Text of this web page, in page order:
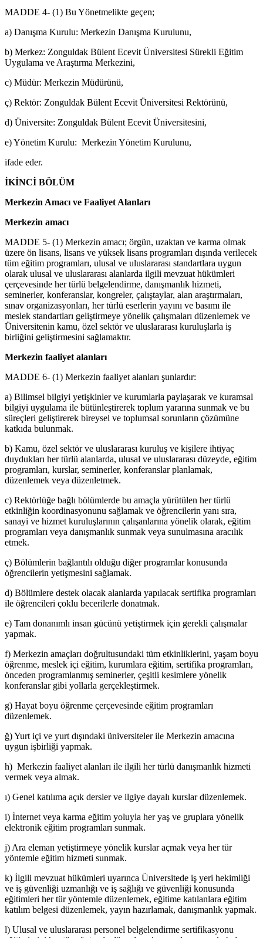
MADDE 4- (1) Bu Yönetmelikte geçen;
a) Danışma Kurulu: Merkezin Danışma Kurulunu,
b) Merkez: Zonguldak Bülent Ecevit Üniversitesi Sürekli Eğitim
Uygulama ve Araştırma Merkezini,
c) Müdür: Merkezin Müdürünü,
ç) Rektör: Zonguldak Bülent Ecevit Üniversitesi Rektörünü,
d) Üniversite: Zonguldak Bülent Ecevit Üniversitesini,
e) Yönetim Kurulu: Merkezin Yönetim Kurulunu,
ifade eder.
İKİNCİ BÖLÜM
Merkezin Amacı ve Faaliyet Alanları
Merkezin amacı
MADDE 5- (1) Merkezin amacı; örgün, uzaktan ve karma olmak
üzere ön lisans, lisans ve yüksek lisans programları dışında verilecek
tüm eğitim programları, ulusal ve uluslararası standartlara uygun
olarak ulusal ve uluslararası alanlarda ilgili mevzuat hükümleri
çerçevesinde her türlü belgelendirme, danışmanlık hizmeti,
seminerler, konferanslar, kongreler, çalıştaylar, alan araştırmaları,
sınav organizasyonları, her türlü eserlerin yayını ve basımı ile
meslek standartları geliştirmeye yönelik çalışmaları düzenlemek ve
Üniversitenin kamu, özel sektör ve uluslararası kuruluşlarla iş
birliğini geliştirmesini sağlamaktır.
Merkezin faaliyet alanları
MADDE 6- (1) Merkezin faaliyet alanları şunlardır:
a) Bilimsel bilgiyi yetişkinler ve kurumlarla paylaşarak ve kuramsal
bilgiyi uygulama ile bütünleştirerek toplum yararına sunmak ve bu
süreçleri geliştirerek bireysel ve toplumsal sorunların çözümüne
katkıda bulunmak.
b) Kamu, özel sektör ve uluslararası kuruluş ve kişilere ihtiyaç
duydukları her türlü alanlarda, ulusal ve uluslararası düzeyde, eğitim
programları, kurslar, seminerler, konferanslar planlamak,
düzenlemek veya düzenletmek.
c) Rektörlüğe bağlı bölümlerde bu amaçla yürütülen her türlü
etkinliğin koordinasyonunu sağlamak ve öğrencilerin yanı sıra,
sanayi ve hizmet kuruluşlarının çalışanlarına yönelik olarak, eğitim
programları veya danışmanlık sunmak veya sunulmasına aracılık
etmek.
ç) Bölümlerin bağlantılı olduğu diğer programlar konusunda
öğrencilerin yetişmesini sağlamak.
d) Bölümlere destek olacak alanlarda yapılacak sertifika programları
ile öğrencileri çoklu becerilerle donatmak.
e) Tam donanımlı insan gücünü yetiştirmek için gerekli çalışmalar
yapmak.
f) Merkezin amaçları doğrultusundaki tüm etkinliklerini, yaşam boyu
öğrenme, meslek içi eğitim, kurumlara eğitim, sertifika programları,
önceden programlanmış seminerler, çeşitli kesimlere yönelik
konferanslar gibi yollarla gerçekleştirmek.
g) Hayat boyu öğrenme çerçevesinde eğitim programları
düzenlemek.
ğ) Yurt içi ve yurt dışındaki üniversiteler ile Merkezin amacına
uygun işbirliği yapmak.
h) Merkezin faaliyet alanları ile ilgili her türlü danışmanlık hizmeti
vermek veya almak.
ı) Genel katılıma açık dersler ve ilgiye dayalı kurslar düzenlemek.
i) İnternet veya karma eğitim yoluyla her yaş ve gruplara yönelik
elektronik eğitim programları sunmak.
j) Ara eleman yetiştirmeye yönelik kurslar açmak veya her tür
yöntemle eğitim hizmeti sunmak.
k) İlgili mevzuat hükümleri uyarınca Üniversitede iş yeri hekimliği
ve iş güvenliği uzmanlığı ve iş sağlığı ve güvenliği konusunda
eğitimleri her tür yöntemle düzenlemek, eğitime katılanlara eğitim
katılım belgesi düzenlemek, yayın hazırlamak, danışmanlık yapmak.
l) Ulusal ve uluslararası personel belgelendirme sertifikasyonu